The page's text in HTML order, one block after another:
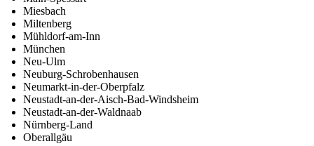
Miesbach
Miltenberg
Mühldorf-am-Inn
München
Neu-Ulm
Neuburg-Schrobenhausen
Neumarkt-in-der-Oberpfalz
Neustadt-an-der-Aisch-Bad-Windsheim
Neustadt-an-der-Waldnaab
Nürnberg-Land
Oberallgäu